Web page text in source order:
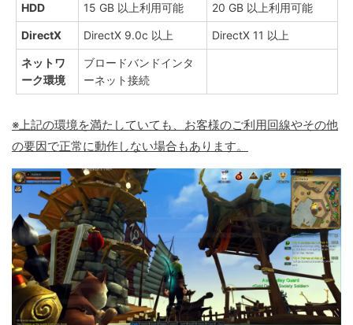
HDD 15 GB 以上利用可能 20 GB 以上利用可能
DirectX DirectX 9.0c 以上 DirectX 11 以上
ネットワ
ーク環境
ブロードバンドインタ
ーネット接続
※上記の環境を満たしていても、お客様のご利用回線やその他
の要因で正常に動作しない場合もあります。